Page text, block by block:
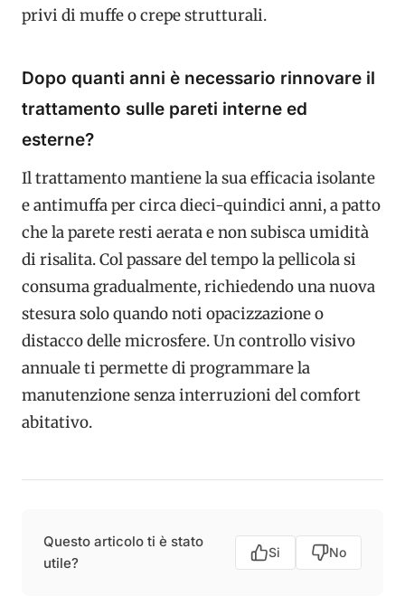
privi di muffe o crepe strutturali.
Dopo quanti anni è necessario rinnovare il
trattamento sulle pareti interne ed
esterne?
Il trattamento mantiene la sua efficacia isolante
e antimuffa per circa dieci-quindici anni, a patto
che la parete resti aerata e non subisca umidità
di risalita. Col passare del tempo la pellicola si
consuma gradualmente, richiedendo una nuova
stesura solo quando noti opacizzazione o
distacco delle microsfere. Un controllo visivo
annuale ti permette di programmare la
manutenzione senza interruzioni del comfort
abitativo.
Questo articolo ti è stato
utile?
Si No